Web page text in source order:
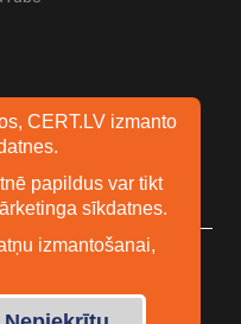
CERT.LV izmanto
papildus var tikt
sīkdatnes.
izmantošanai,